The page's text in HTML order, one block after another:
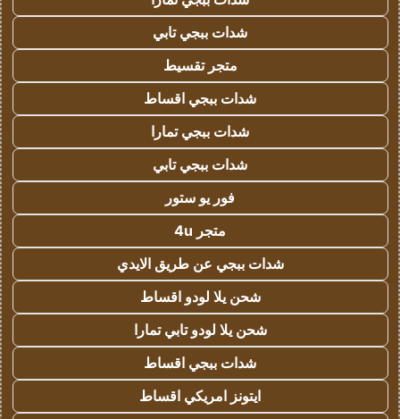
شدات ببجي تابي
متجر تقسيط
شدات ببجي اقساط
شدات ببجي تمارا
شدات ببجي تابي
فور يو ستور
متجر 4u
شدات ببجي عن طريق الايدي
شحن يلا لودو اقساط
شحن يلا لودو تابي تمارا
شدات ببجي اقساط
ايتونز امريكي اقساط